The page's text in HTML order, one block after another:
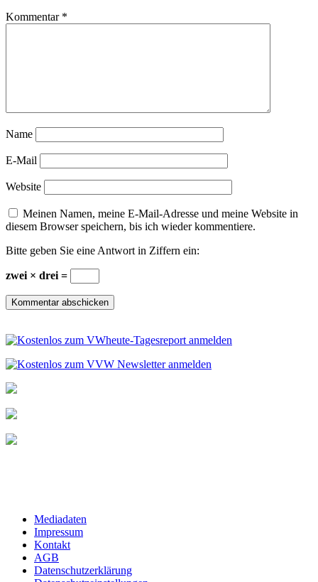
Kommentar *
Name
E-Mail
Website
Meinen Namen, meine E-Mail-Adresse und meine Website in
diesem Browser speichern, bis ich wieder kommentiere.
Bitte geben Sie eine Antwort in Ziffern ein:
zwei × drei =
Mediadaten
Impressum
Kontakt
AGB
Datenschutzerklärung